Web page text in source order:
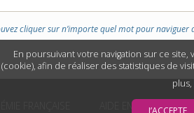
En poursuivant votre navigation sur ce
(cookie), afin de réaliser des statistiques de
plus,
J’ACCEPTE
cliquer sur n’importe quel mot pour naviguer
AIDE EN LIGNE